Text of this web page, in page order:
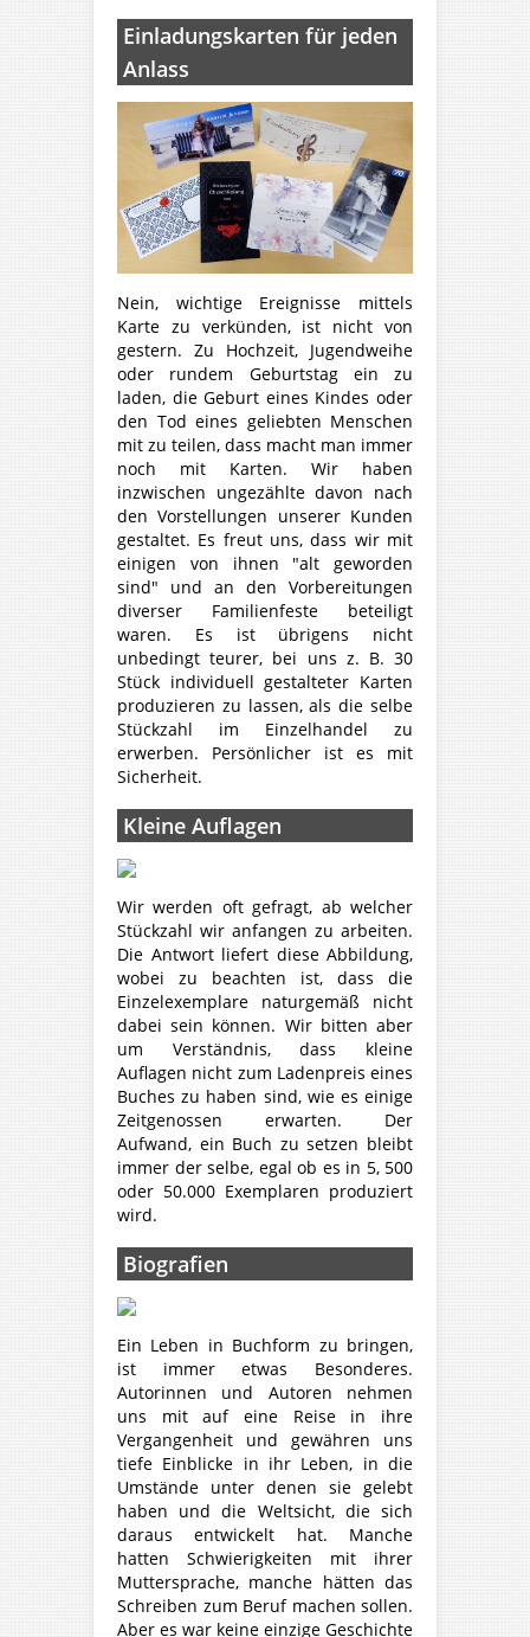
Einladungskarten für jeden
Anlass
Nein, wichtige Ereignisse mittels
Karte zu verkünden, ist nicht von
gestern. Zu Hochzeit, Jugendweihe
oder rundem Geburtstag ein zu
laden, die Geburt eines Kindes oder
den Tod eines geliebten Menschen
mit zu teilen, dass macht man immer
noch mit Karten. Wir haben
inzwischen ungezählte davon nach
den Vorstellungen unserer Kunden
gestaltet. Es freut uns, dass wir mit
einigen von ihnen "alt geworden
sind" und an den Vorbereitungen
diverser Familienfeste beteiligt
waren. Es ist übrigens nicht
unbedingt teurer, bei uns z. B. 30
Stück individuell gestalteter Karten
produzieren zu lassen, als die selbe
Stückzahl im Einzelhandel zu
erwerben. Persönlicher ist es mit
Sicherheit.
Kleine Auflagen
Wir werden oft gefragt, ab welcher
Stückzahl wir anfangen zu arbeiten.
Die Antwort liefert diese Abbildung,
wobei zu beachten ist, dass die
Einzelexemplare naturgemäß nicht
dabei sein können. Wir bitten aber
um Verständnis, dass kleine
Auflagen nicht zum Ladenpreis eines
Buches zu haben sind, wie es einige
Zeitgenossen erwarten. Der
Aufwand, ein Buch zu setzen bleibt
immer der selbe, egal ob es in 5, 500
oder 50.000 Exemplaren produziert
wird.
Biografien
Ein Leben in Buchform zu bringen,
ist immer etwas Besonderes.
Autorinnen und Autoren nehmen
uns mit auf eine Reise in ihre
Vergangenheit und gewähren uns
tiefe Einblicke in ihr Leben, in die
Umstände unter denen sie gelebt
haben und die Weltsicht, die sich
daraus entwickelt hat. Manche
hatten Schwierigkeiten mit ihrer
Muttersprache, manche hätten das
Schreiben zum Beruf machen sollen.
Aber es war keine einzige Geschichte